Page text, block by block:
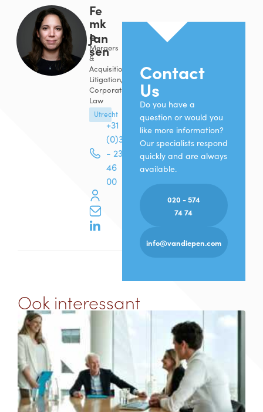
Fe
mk
e
Jan
sen
Mergers
&
Acquisitions,
Litigation,
Corporate
Law
Utrecht
+31
(0)30
- 236
46
00
Contact
Us
Do you have a
question or would you
like more information?
Our specialists respond
quickly and are always
available.
020 - 574
74 74
info@vandiepen.com
Ook interessant